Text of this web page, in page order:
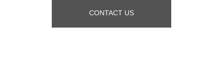
CONTACT US